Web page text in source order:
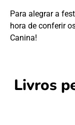
Para alegrar a
hora de conferir
Canina!
Livros